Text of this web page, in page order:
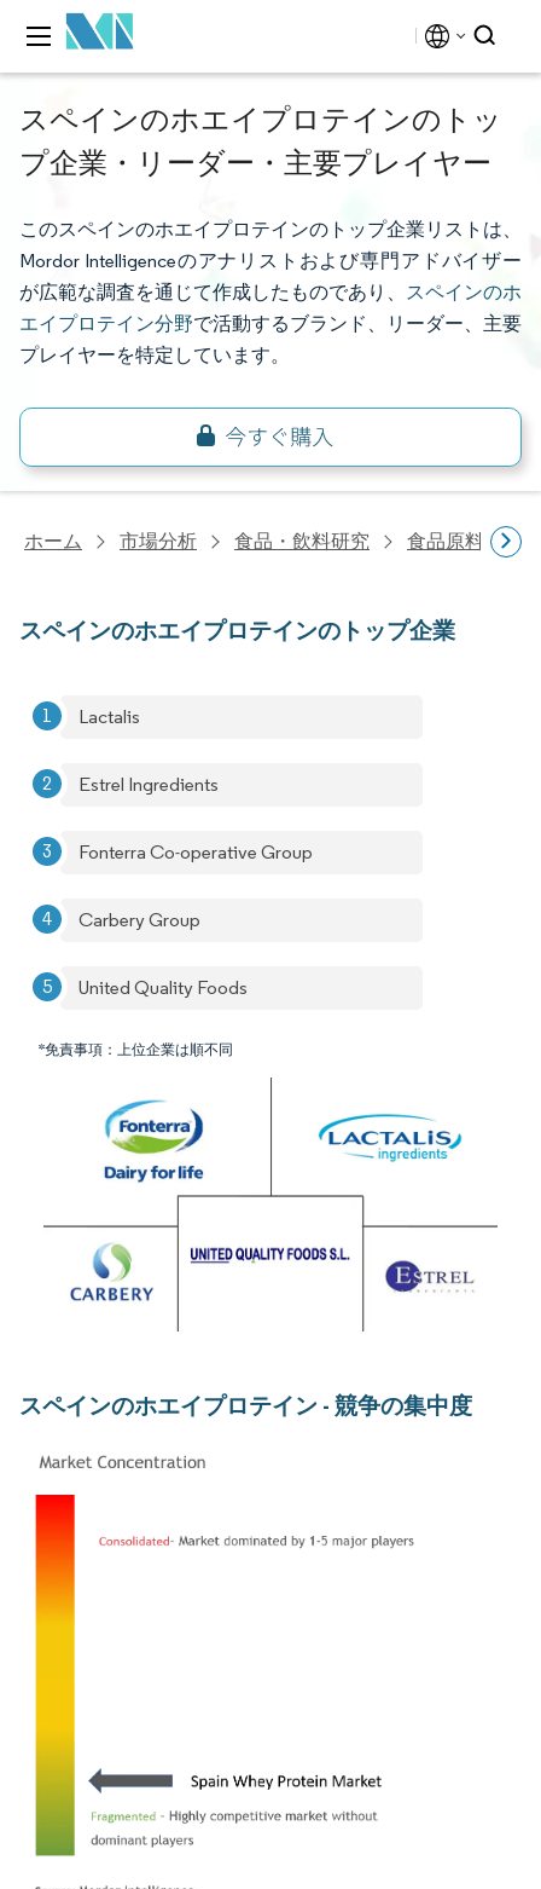
スペインのホエイプロテインのトッ
プ企業・リーダー・主要プレイヤー
このスペインのホエイプロテインのトップ企業リストは、
Mordor Intelligenceのアナリストおよび専門アドバイザー
が広範な調査を通じて作成したものであり、 スペインのホ
エイプロテイン分野で活動するブランド、リーダー、主要
プレイヤーを特定しています。
ホーム 市場分析 食品・飲料研究 食品原料・食
スペインのホエイプロテインのトップ企業
Lactalis
Estrel Ingredients
Fonterra Co-operative Group
Carbery Group
United Quality Foods
*免責事項：上位企業は順不同
スペインのホエイプロテイン - 競争の集中度